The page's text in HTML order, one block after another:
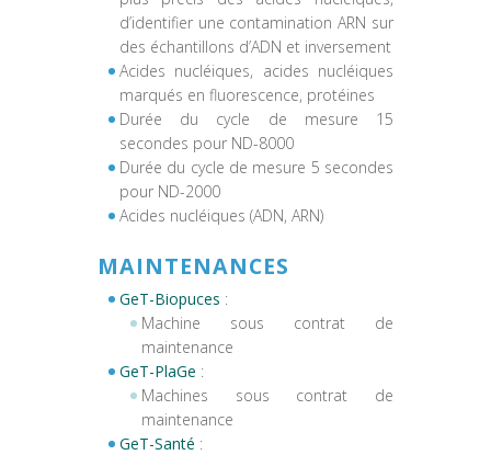
d’identifier une contamination ARN sur
des échantillons d’ADN et inversement
Acides nucléiques, acides nucléiques
marqués en fluorescence, protéines
Durée du cycle de mesure 15
secondes pour ND-8000
Durée du cycle de mesure 5 secondes
pour ND-2000
Acides nucléiques (ADN, ARN)
MAINTENANCES
GeT-Biopuces :
Machine sous contrat de
maintenance
GeT-PlaGe :
Machines sous contrat de
maintenance
GeT-Santé :